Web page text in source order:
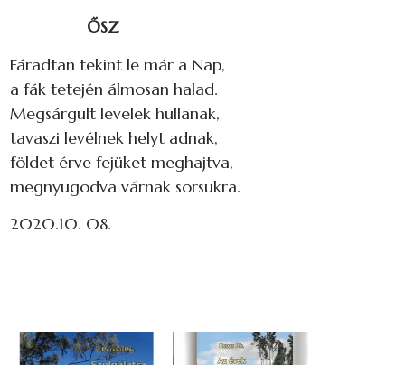
ŐSZ
Fáradtan tekint le már a Nap,
a fák tetején álmosan halad.
Megsárgult levelek hullanak,
tavaszi levélnek helyt adnak,
földet érve fejüket meghajtva,
megnyugodva várnak sorsukra.
2020.10. 08.